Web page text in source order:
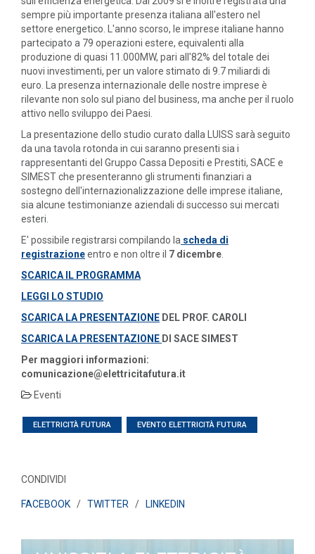
sempre più importante presenza italiana all'estero nel
settore energetico. L'anno scorso, le imprese italiane hanno
partecipato a 79 operazioni estere, equivalenti alla
produzione di quasi 11.000MW, pari all'82% del totale dei
nuovi investimenti, per un valore stimato di 9.7 miliardi di
euro. La presenza internazionale delle nostre imprese è
rilevante non solo sul piano del business, ma anche per il ruolo
attivo nello sviluppo dei Paesi.
La presentazione dello studio curato dalla LUISS sarà seguito
da una tavola rotonda in cui saranno presenti sia i
rappresentanti del Gruppo Cassa Depositi e Prestiti, SACE e
SIMEST che presenteranno gli strumenti finanziari a
sostegno dell'internazionalizzazione delle imprese italiane,
sia alcune testimonianze aziendali di successo sui mercati
esteri.
E' possibile registrarsi compilando la scheda di
registrazioneentro e non oltre il 7 dicembre
SCARICA IL PROGRAMMA
LEGGI LO STUDIO
SCARICA LA PRESENTAZIONE DEL PROF. CAROLI
SCARICA LA PRESENTAZIONE DI SACE SIMEST
Per maggiori informazioni:
comunicazione@elettricitafutura.it
Eventi
ELETTRICITÀ FUTURA EVENTO ELETTRICITÀ FUTURA
CONDIVIDI
FACEBOOK / TWITTER / LINKEDIN